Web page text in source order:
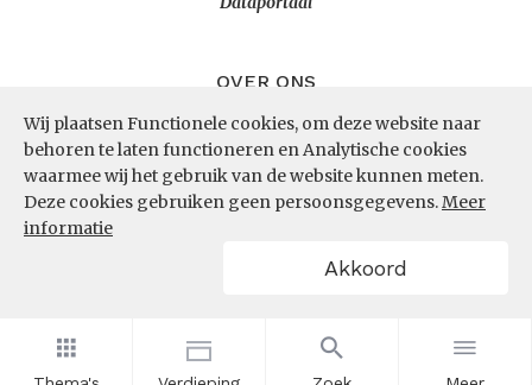
Wij plaatsen Functionele cookies, om deze website naar
behoren te laten functioneren en Analytische cookies
waarmee wij het gebruik van de website kunnen meten.
Deze cookies gebruiken geen persoonsgegevens.Meer
informatie
Akkoord
OVER ONS
InZicht
Contact